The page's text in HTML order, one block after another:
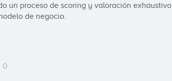
un proceso de scoring y valoración exhaustivo
de negocio.
0